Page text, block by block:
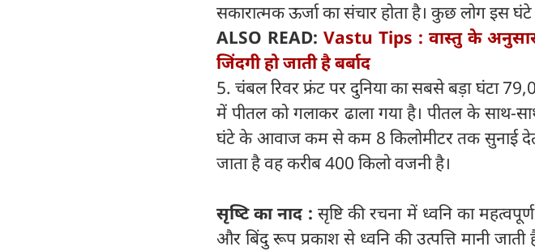
सकारात्मक ऊर्जा का संचार होता है। कुछ लोग इस
ALSO READ: Vastu Tips : वास्तु के अनुसार
जिंदगी हो जाती है बर्बाद
5. चंबल रिवर फ्रंट पर दुनिया का सबसे बड़ा घंटा
में पीतल को गलाकर ढाला गया है। पीतल के साथ-
घंटे के आवाज कम से कम 8 किलोमीटर तक सुनाई
जाता है वह करीब 400 किलो वजनी है।
सृष्‍टि का नाद : सृष्टि की रचना में ध्वनि का
और बिंदु रूप प्रकाश से ध्वनि की उत्पत्ति मानी